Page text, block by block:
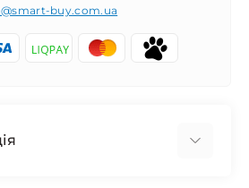
buy.com.ua